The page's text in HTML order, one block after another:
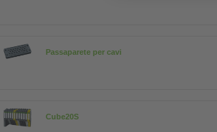
Passaparete per cavi
Cube20S